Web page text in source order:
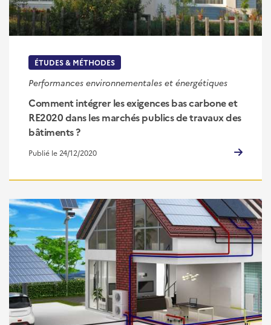
ÉTUDES & MÉTHODES
Performances environnementales et énergétiques
Comment intégrer les exigences bas carbone et
RE2020 dans les marchés publics de travaux des
bâtiments ?
Publié le 24/12/2020